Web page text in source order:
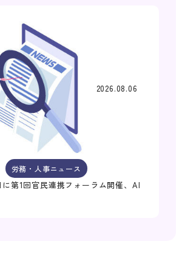
2026.08.06
労務・人事ニュース
第1回官民連携フォーラム開催、AI